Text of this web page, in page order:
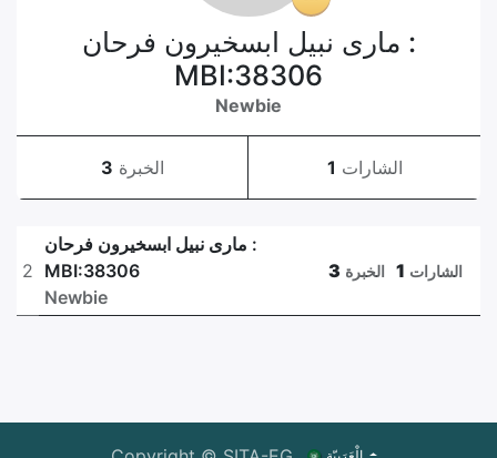
مارى نبيل ابسخيرون فرحان :
MBI:38306
Newbie
3 الخبرة 1 الشارات
2
مارى نبيل ابسخيرون فرحان :
MBI:38306
Newbie
3 الخبرة 1 الشارات